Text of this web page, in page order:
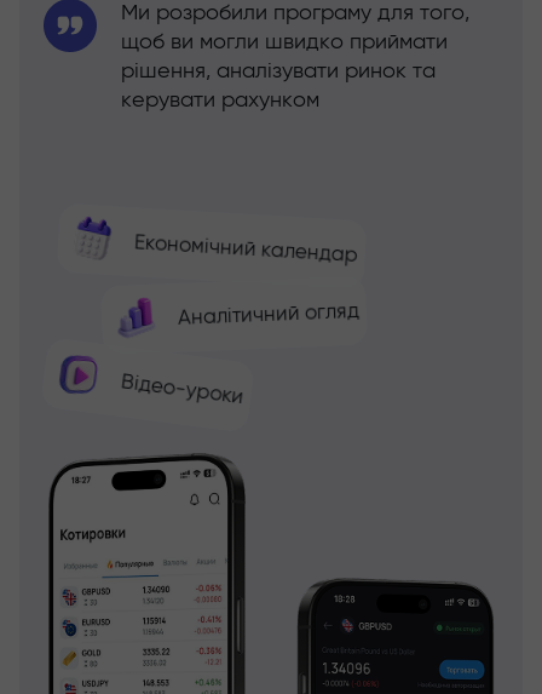
Економічний календар
Аналітичний огляд
Відео-уроки
Ми розробили програму для того,
щоб ви могли швидко приймати
рішення, аналізувати ринок та
керувати рахунком